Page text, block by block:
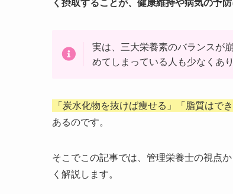
く摂取することが、健康維持や病気の予
実は、三大栄養素のバランスが
めてしまっている人も少なくあり
「炭水化物を抜けば痩せる」「脂質はで
あるのです。
そこでこの記事では、管理栄養士の視点か
く解説します。